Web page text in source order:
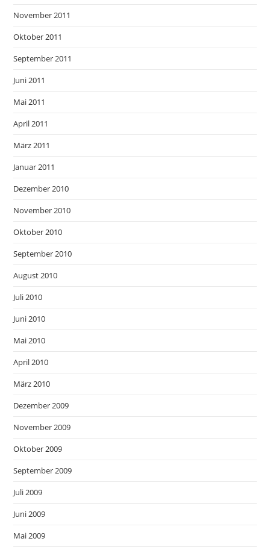
November 2011
Oktober 2011
September 2011
Juni 2011
Mai 2011
April 2011
März 2011
Januar 2011
Dezember 2010
November 2010
Oktober 2010
September 2010
August 2010
Juli 2010
Juni 2010
Mai 2010
April 2010
März 2010
Dezember 2009
November 2009
Oktober 2009
September 2009
Juli 2009
Juni 2009
Mai 2009